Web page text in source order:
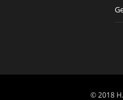
© 2018